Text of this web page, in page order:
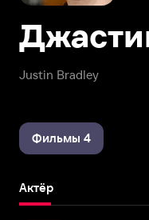
Justin Bradley
Фильмы 4
Актёр